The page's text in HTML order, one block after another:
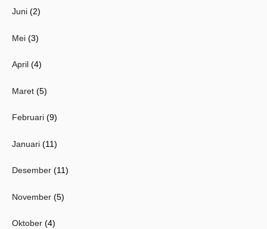
Juni (2)
Mei (3)
April (4)
Maret (5)
Februari (9)
Januari (11)
Desember (11)
November (5)
Oktober (4)